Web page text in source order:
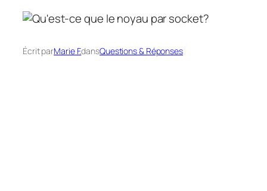
Écrit parMarie F.dansQuestions & Réponses